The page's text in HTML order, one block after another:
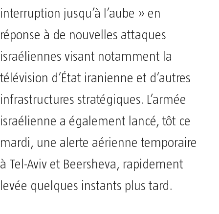
interruption jusqu’à l’aube » en
réponse à de nouvelles attaques
israéliennes visant notamment la
télévision d’État iranienne et d’autres
infrastructures stratégiques. L’armée
israélienne a également lancé, tôt ce
mardi, une alerte aérienne temporaire
à Tel-Aviv et Beersheva, rapidement
levée quelques instants plus tard.